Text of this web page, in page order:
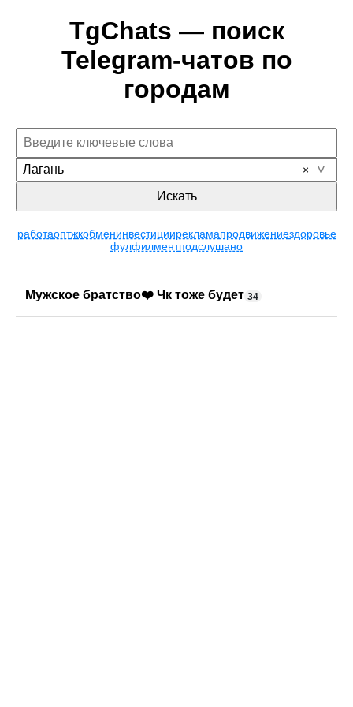
TgChats — поиск
Telegram-чатов по
городам
Лагань
Искать
работаоптжкобменинвестициирекламапродвижениездоровье
фулфилментподслушано
Мужское братство❤️ Чк тоже будет 34